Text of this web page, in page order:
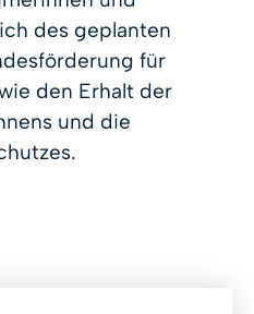
des geplanten
für
den Erhalt der
und die